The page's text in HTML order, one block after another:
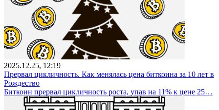
2025.12.25, 12:19
Прервал цикличность. Как менялась цена биткоина за 10 лет в
Рождество
Биткоин прервал цикличность роста, упав на 11% к цене 25…